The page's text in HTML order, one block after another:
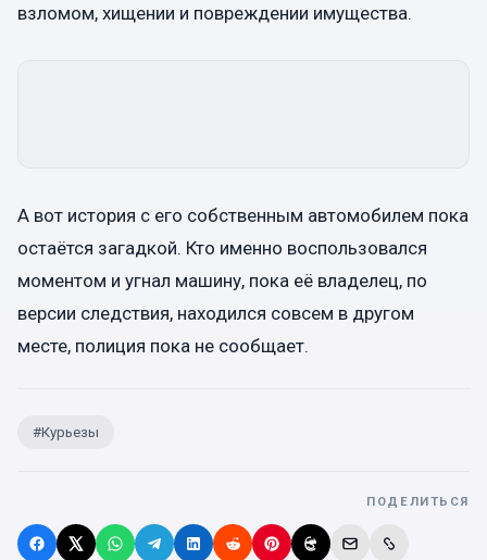
взломом, хищении и повреждении имущества.
А вот история с его собственным автомобилем пока
остаётся загадкой. Кто именно воспользовался
моментом и угнал машину, пока её владелец, по
версии следствия, находился совсем в другом
месте, полиция пока не сообщает.
#Курьезы
ПОДЕЛИТЬСЯ